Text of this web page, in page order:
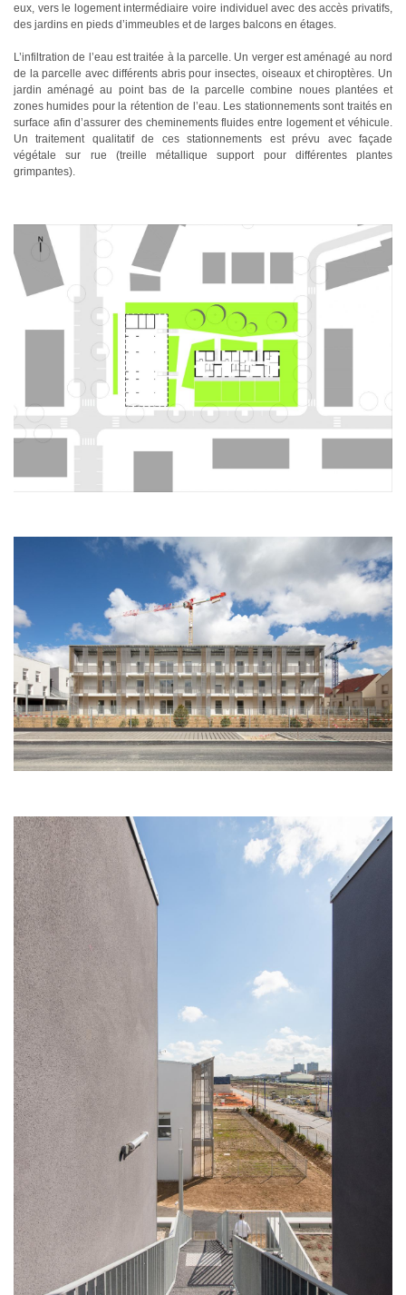
eux, vers le logement intermédiaire voire individuel avec des accès privatifs,
des jardins en pieds d’immeubles et de larges balcons en étages.
L’infiltration de l’eau est traitée à la parcelle. Un verger est aménagé au nord
de la parcelle avec différents abris pour insectes, oiseaux et chiroptères. Un
jardin aménagé au point bas de la parcelle combine noues plantées et
zones humides pour la rétention de l’eau. Les stationnements sont traités en
surface afin d’assurer des cheminements fluides entre logement et véhicule.
Un traitement qualitatif de ces stationnements est prévu avec façade
végétale sur rue (treille métallique support pour différentes plantes
grimpantes).